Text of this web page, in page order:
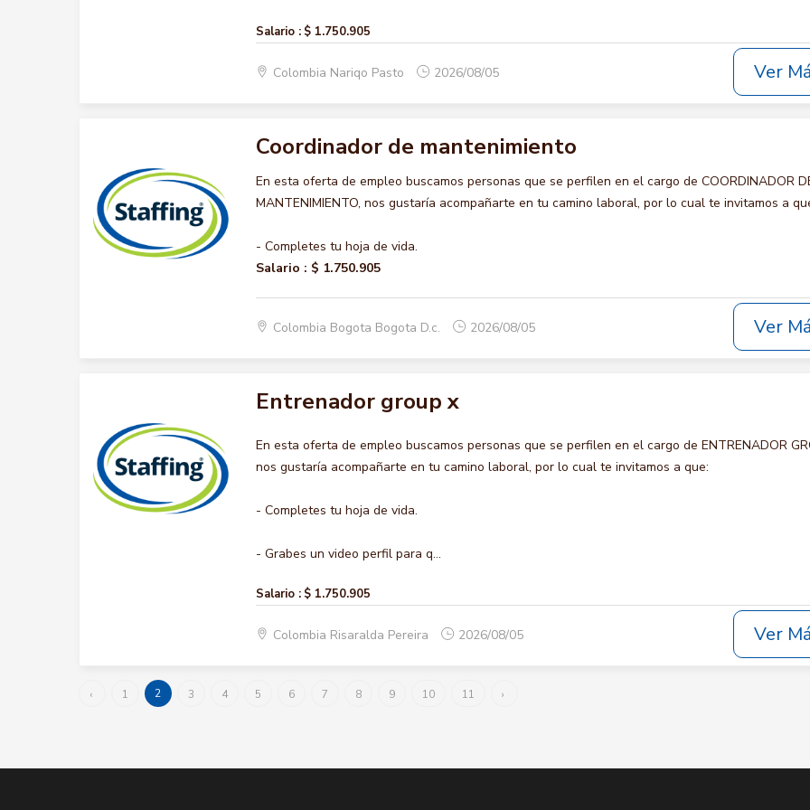
Salario : $ 1.750.905
Colombia Nariqo Pasto 2026/08/05 Ver
Coordinador de mantenimiento
En esta oferta de empleo buscamos personas que se perfilen en el cargo de COORDINADOR
MANTENIMIENTO, nos gustaría acompañarte en tu camino laboral, por lo cual te invitamos a
- Completes tu hoja de vida.
Salario : $ 1.750.905
Colombia Bogota Bogota D.c. 2026/08/05 Ver
Entrenador group x
En esta oferta de empleo buscamos personas que se perfilen en el cargo de ENTRENADOR
nos gustaría acompañarte en tu camino laboral, por lo cual te invitamos a que:
- Completes tu hoja de vida.
- Grabes un video perfil para q...
Salario : $ 1.750.905
Colombia Risaralda Pereira 2026/08/05 Ver
‹ 1 2 3 4 5 6 7 8 9 10 11 ›